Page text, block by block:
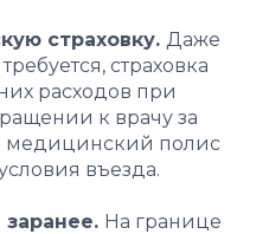
страховку. Даже
страховка
расходов при
к врачу за
медицинский полис
въезда.
На границе